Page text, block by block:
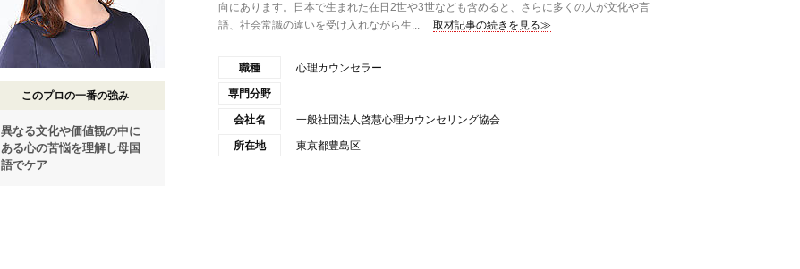
このプロの一番の強み
異なる文化や価値観の中に
ある心の苦悩を理解し母国
語でケア
向にあります。日本で生まれた在日2世や3世なども含めると、さらに多くの人が文化や言
語、社会常識の違いを受け入れながら生...
取材記事の続きを見る≫
職種 心理カウンセラー
専門分野
会社名 一般社団法人啓慧心理カウンセリング協会
所在地 東京都豊島区